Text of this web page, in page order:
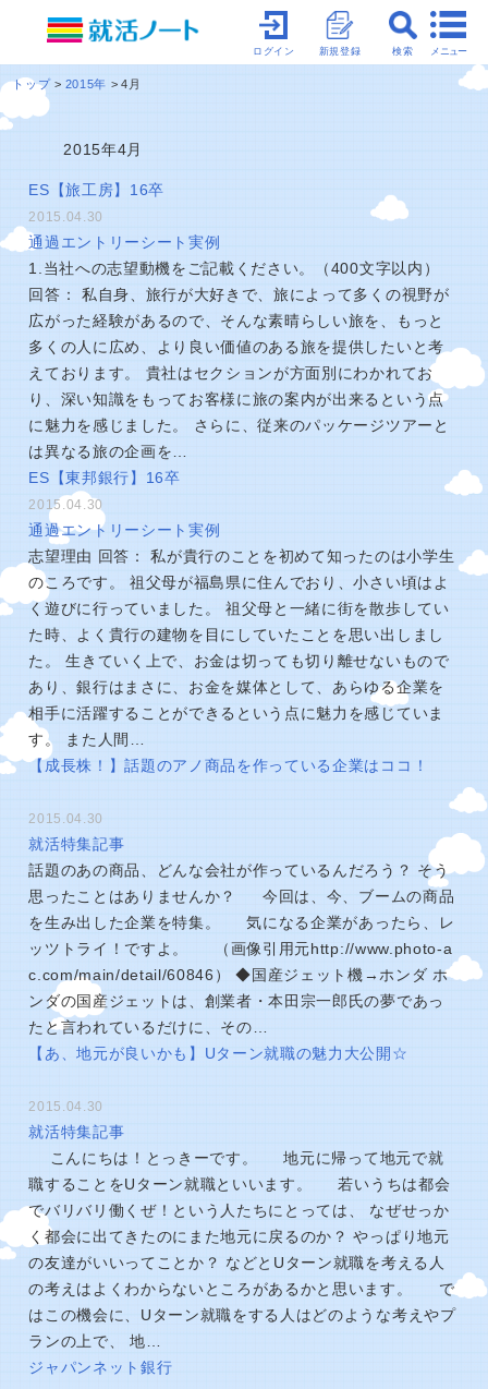
メニュー
検索
新規登録
ログイン
トップ 2015年 4月
2015年4月
ES【旅工房】16卒
2015.04.30
通過エントリーシート実例
1.当社への志望動機をご記載ください。（400文字以内）
回答： 私自身、旅行が大好きで、旅によって多くの視野が
広がった経験があるので、そんな素晴らしい旅を、もっと
多くの人に広め、より良い価値のある旅を提供したいと考
えております。 貴社はセクションが方面別にわかれてお
り、深い知識をもってお客様に旅の案内が出来るという点
に魅力を感じました。 さらに、従来のパッケージツアーと
は異なる旅の企画を…
ES【東邦銀行】16卒
2015.04.30
通過エントリーシート実例
志望理由 回答： 私が貴行のことを初めて知ったのは小学生
のころです。 祖父母が福島県に住んでおり、小さい頃はよ
く遊びに行っていました。 祖父母と一緒に街を散歩してい
た時、よく貴行の建物を目にしていたことを思い出しまし
た。 生きていく上で、お金は切っても切り離せないもので
あり、銀行はまさに、お金を媒体として、あらゆる企業を
相手に活躍することができるという点に魅力を感じていま
す。 また人間…
【成長株！】話題のアノ商品を作っている企業はココ！
2015.04.30
就活特集記事
話題のあの商品、どんな会社が作っているんだろう？ そう
思ったことはありませんか？ 今回は、今、ブームの商品
を生み出した企業を特集。 気になる企業があったら、レ
ッツトライ！ですよ。 （画像引用元http://www.photo-a
c.com/main/detail/60846） ◆国産ジェット機→ホンダ ホ
ンダの国産ジェットは、創業者・本田宗一郎氏の夢であっ
たと言われているだけに、その…
【あ、地元が良いかも】Uターン就職の魅力大公開☆
2015.04.30
就活特集記事
こんにちは！とっきーです。 地元に帰って地元で就
職することをUターン就職といいます。 若いうちは都会
でバリバリ働くぜ！という人たちにとっては、 なぜせっか
く都会に出てきたのにまた地元に戻るのか？ やっぱり地元
の友達がいいってことか？ などとUターン就職を考える人
の考えはよくわからないところがあるかと思います。 で
はこの機会に、Uターン就職をする人はどのような考えやプ
ランの上で、 地…
ジャパンネット銀行